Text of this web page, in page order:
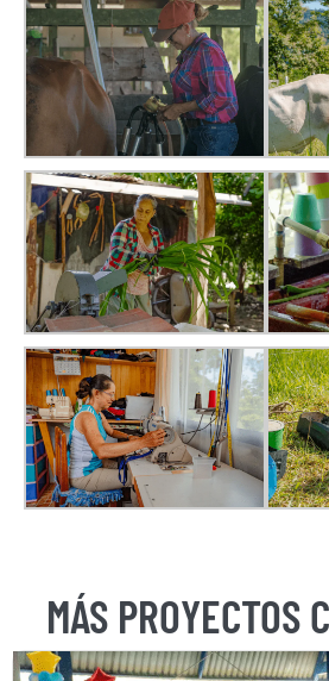
MÁS PROYECTOS